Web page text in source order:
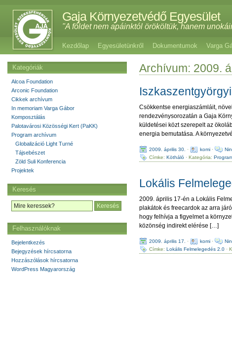
Gaja Környezetvédő Egyesület
"A földet nem apáinktól örököltük, hanem
Kezdőlap Egyesületünkről Dokumentumok Varga
Archívum: 2009.
Csökkentse energiaszámláit,
rendezvénysorozatán a Gaja
küldetései közt szerepelt az
energia bemutatása. A
2009. április 30. · komi ·
Címke:Kötháló · Kategória:
Lokális
2009. április 17-én a Lokális
plakátok és freecardok az arra
hogy felhívja a figyelmet a
közönség indirekt elérése […]
2009. április 17. · komi ·
Címke:Lokális Felmelegedés 2.0 ·
Kategóriák
Alcoa Foundation
Arconic Foundation
Cikkek archívum
In memoriam Varga Gábor
Komposztálás
Palotavárosi Közösségi Kert (PaKK)
Program archívum
Globalizáció Light Turné
Tájsebészet
Zöld Suli Konferencia
Projektek
Keresés
Felhasználóknak
Bejelentkezés
Bejegyzések hírcsatorna
Hozzászólások hírcsatorna
WordPress Magyarország